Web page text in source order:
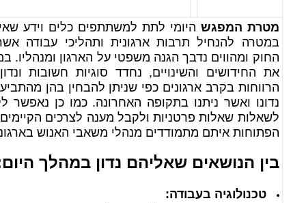
מטרת המפגש היומי לתת למשתתפים כלים וידע
במטרה להנחיל תרבות ארגונית ותהליכי עבודה
החוק ומהווים נדבך הגנה משפטי על הארגון ומנהליו.
את החידושים והשינויים, נחדד סוגיות חשובות
הרווחות בקרב ארגונים כפי שניתן להבחין בהן
נדונו ואשר ניתנו בתקופה האחרונה. כמו כן
לשאלות שאלות פרטניות ולקבל מענה לצרכים
הפתוחות איתם מתמודדים מנהלי משאבי האנוש
בין הנושאים שאליהם נדון במהלך
טכנולוגיה בעבודה: